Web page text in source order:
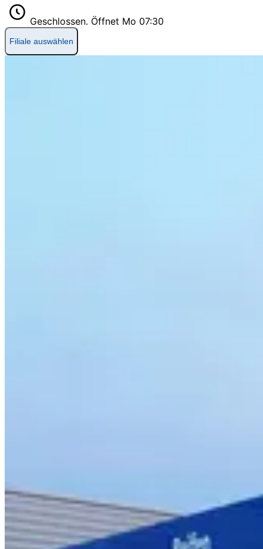
Geschlossen. Öffnet Mo 07:30
Filiale auswählen